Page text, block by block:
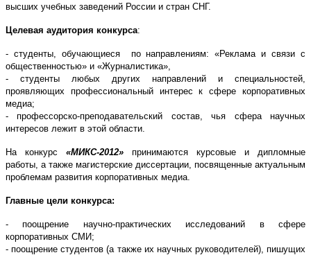
высших учебных заведений России и стран СНГ.
Целевая аудитория конкурса:
- студенты, обучающиеся по направлениям: «Реклама и связи с
общественностью» и «Журналистика»,
- студенты любых других направлений и специальностей,
проявляющих профессиональный интерес к сфере корпоративных
медиа;
- профессорско-преподавательский состав, чья сфера научных
интересов лежит в этой области.
На конкурс «МИКС-2012» принимаются курсовые и дипломные
работы, а также магистерские диссертации, посвященные актуальным
проблемам развития корпоративных медиа.
Главные цели конкурса:
- поощрение научно-практических исследований в сфере
корпоративных СМИ;
- поощрение студентов (а также их научных руководителей), пишущих